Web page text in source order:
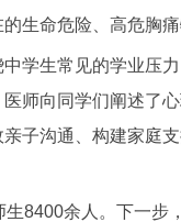
生命危险、高危胸
生常见的学业压
师向同学们阐述了
子沟通、构建家庭
余人。下一步